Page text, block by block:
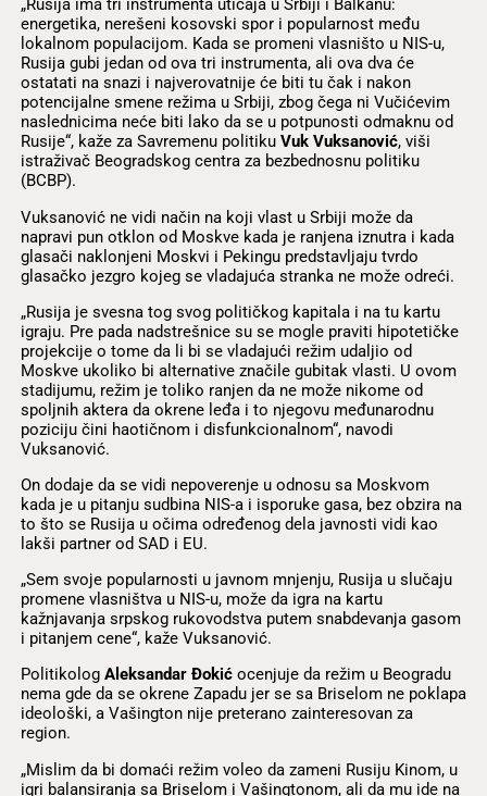
„Rusija ima tri instrumenta uticaja u Srbiji i Balkanu:
energetika, nerešeni kosovski spor i popularnost među
lokalnom populacijom. Kada se promeni vlasništo u NIS-u,
Rusija gubi jedan od ova tri instrumenta, ali ova dva će
ostatati na snazi i najverovatnije će biti tu čak i nakon
potencijalne smene režima u Srbiji, zbog čega ni Vučićevim
naslednicima neće biti lako da se u potpunosti odmaknu od
Rusije“, kaže za Savremenu politiku Vuk Vuksanović, viši
istraživač Beogradskog centra za bezbednosnu politiku
(BCBP).
Vuksanović ne vidi način na koji vlast u Srbiji može da
napravi pun otklon od Moskve kada je ranjena iznutra i kada
glasači naklonjeni Moskvi i Pekingu predstavljaju tvrdo
glasačko jezgro kojeg se vladajuća stranka ne može odreći.
„Rusija je svesna tog svog političkog kapitala i na tu kartu
igraju. Pre pada nadstrešnice su se mogle praviti hipotetičke
projekcije o tome da li bi se vladajući režim udaljio od
Moskve ukoliko bi alternative značile gubitak vlasti. U ovom
stadijumu, režim je toliko ranjen da ne može nikome od
spoljnih aktera da okrene leđa i to njegovu međunarodnu
poziciju čini haotičnom i disfunkcionalnom“, navodi
Vuksanović.
On dodaje da se vidi nepoverenje u odnosu sa Moskvom
kada je u pitanju sudbina NIS-a i isporuke gasa, bez obzira na
to što se Rusija u očima određenog dela javnosti vidi kao
lakši partner od SAD i EU.
„Sem svoje popularnosti u javnom mnjenju, Rusija u slučaju
promene vlasništva u NIS-u, može da igra na kartu
kažnjavanja srpskog rukovodstva putem snabdevanja gasom
i pitanjem cene“, kaže Vuksanović.
Politikolog Aleksandar Đokićocenjuje da režim u Beogradu
nema gde da se okrene Zapadu jer se sa Briselom ne poklapa
ideološki, a Vašington nije preterano zainteresovan za
region.
„Mislim da bi domaći režim voleo da zameni Rusiju Kinom, u
igri balansiranja sa Briselom i Vašingtonom, ali da mu ide na